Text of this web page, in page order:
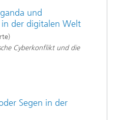
und
der digitalen Welt
Cyberkonflikt und die
Segen in der